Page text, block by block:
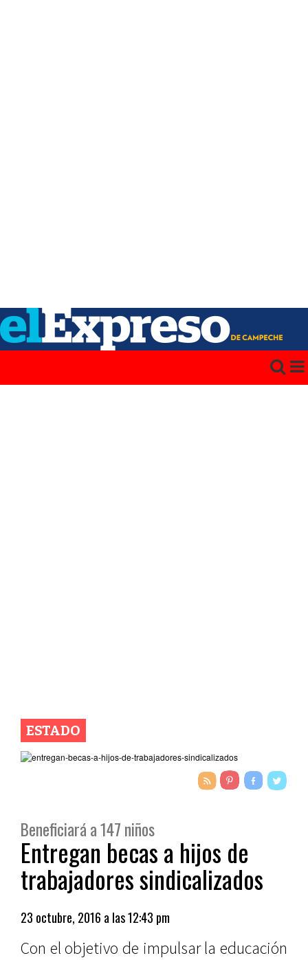
ESTADO
Beneficiará a 147 niños
Entregan becas a hijos de
trabajadores sindicalizados
23 octubre, 2016 a las 12:43 pm
Con el objetivo de impulsar la educación